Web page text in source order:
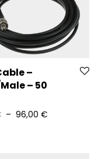
–
– 50
– 96,00 €